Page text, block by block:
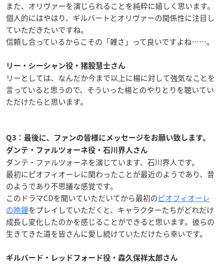
また、オリヴァーを演じられることを純粋に嬉しく思います。
個人的にはやはり、ギルバートとオリヴァーの関係性に注目し
ていただきたいですね。
信頼し合っているからこその「雑さ」って良いですよね……。
リー・シーシャン役・猪股慧士さん
リーとしては、なんだか今まで以上に楊に対して強気なことを
言っていると思うので、そういった楊とのやりとりを聴いてい
ただけたらと思います。
Q3 ：最後に、ファンの皆様にメッセージをお願い致します。
ダンテ・ファルツォーネ役・石川界人さん
ダンテ・ファルツォーネを演じています、石川界人です。
最初にピオフィオーレに関わったことが最近のようであり、昔
のようであり不思議な感覚です。
このドラマCDを聞いていただいてから最初のピオフィオーレ
の晩鐘をプレイしていただくと、キャラクターたちがどれだけ
成長し変化したのかを感じることができると思います。彼らの
生きてきた道を皆さんに愛し続けていただけたら幸いです。
ギルバード・レッドフォード役・森久保祥太郎さん